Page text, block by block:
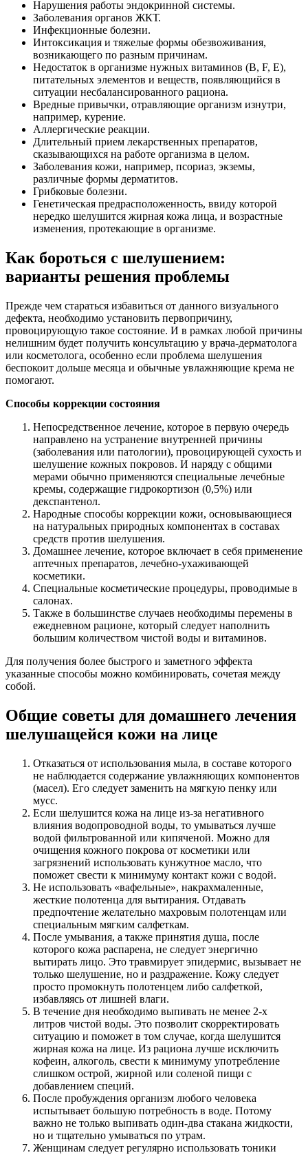
Нарушения работы эндокринной системы.
Заболевания органов ЖКТ.
Инфекционные болезни.
Интоксикация и тяжелые формы обезвоживания,
возникающего по разным причинам.
Недостаток в организме нужных витаминов (B, F, E),
питательных элементов и веществ, появляющийся в
ситуации несбалансированного рациона.
Вредные привычки, отравляющие организм изнутри,
например, курение.
Аллергические реакции.
Длительный прием лекарственных препаратов,
сказывающихся на работе организма в целом.
Заболевания кожи, например, псориаз, экземы,
различные формы дерматитов.
Грибковые болезни.
Генетическая предрасположенность, ввиду которой
нередко шелушится жирная кожа лица, и возрастные
изменения, протекающие в организме.
Как бороться с шелушением:
варианты решения проблемы
Прежде чем стараться избавиться от данного визуального
дефекта, необходимо установить первопричину,
провоцирующую такое состояние. И в рамках любой причины
нелишним будет получить консультацию у врача-дерматолога
или косметолога, особенно если проблема шелушения
беспокоит дольше месяца и обычные увлажняющие крема не
помогают.
Способы коррекции состояния
Непосредственное лечение, которое в первую очередь
направлено на устранение внутренней причины
(заболевания или патологии), провоцирующей сухость и
шелушение кожных покровов. И наряду с общими
мерами обычно применяются специальные лечебные
кремы, содержащие гидрокортизон (0,5%) или
декспантенол.
Народные способы коррекции кожи, основывающиеся
на натуральных природных компонентах в составах
средств против шелушения.
Домашнее лечение, которое включает в себя применение
аптечных препаратов, лечебно-ухаживающей
косметики.
Специальные косметические процедуры, проводимые в
салонах.
Также в большинстве случаев необходимы перемены в
ежедневном рационе, который следует наполнить
большим количеством чистой воды и витаминов.
Для получения более быстрого и заметного эффекта
указанные способы можно комбинировать, сочетая между
собой.
Общие советы для домашнего лечения
шелушащейся кожи на лице
Отказаться от использования мыла, в составе которого
не наблюдается содержание увлажняющих компонентов
(масел). Его следует заменить на мягкую пенку или
мусс.
Если шелушится кожа на лице из-за негативного
влияния водопроводной воды, то умываться лучше
водой фильтрованной или кипяченой. Можно для
очищения кожного покрова от косметики или
загрязнений использовать кунжутное масло, что
поможет свести к минимуму контакт кожи с водой.
Не использовать «вафельные», накрахмаленные,
жесткие полотенца для вытирания. Отдавать
предпочтение желательно махровым полотенцам или
специальным мягким салфеткам.
После умывания, а также принятия душа, после
которого кожа распарена, не следует энергично
вытирать лицо. Это травмирует эпидермис, вызывает не
только шелушение, но и раздражение. Кожу следует
просто промокнуть полотенцем либо салфеткой,
избавляясь от лишней влаги.
В течение дня необходимо выпивать не менее 2-х
литров чистой воды. Это позволит скорректировать
ситуацию и поможет в том случае, когда шелушится
жирная кожа на лице. Из рациона лучше исключить
кофеин, алкоголь, свести к минимуму употребление
слишком острой, жирной или соленой пищи с
добавлением специй.
После пробуждения организм любого человека
испытывает большую потребность в воде. Потому
важно не только выпивать один-два стакана жидкости,
но и тщательно умываться по утрам.
Женщинам следует регулярно использовать тоники